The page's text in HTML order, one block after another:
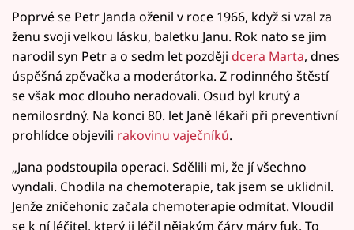
Poprvé se Petr Janda oženil v roce 1966, když si vzal za
ženu svoji velkou lásku, baletku Janu. Rok nato se jim
narodil syn Petr a o sedm let později dcera Marta, dnes
úspěšná zpěvačka a moderátorka. Z rodinného štěstí
se však moc dlouho neradovali. Osud byl krutý a
nemilosrdný. Na konci 80. let Janě lékaři při preventivní
prohlídce objevili rakovinu vaječníků.
„Jana podstoupila operaci. Sdělili mi, že jí všechno
vyndali. Chodila na chemoterapie, tak jsem se uklidnil.
Jenže zničehonic začala chemoterapie odmítat. Vloudil
se k ní léčitel, který ji léčil nějakým čáry máry fuk. To